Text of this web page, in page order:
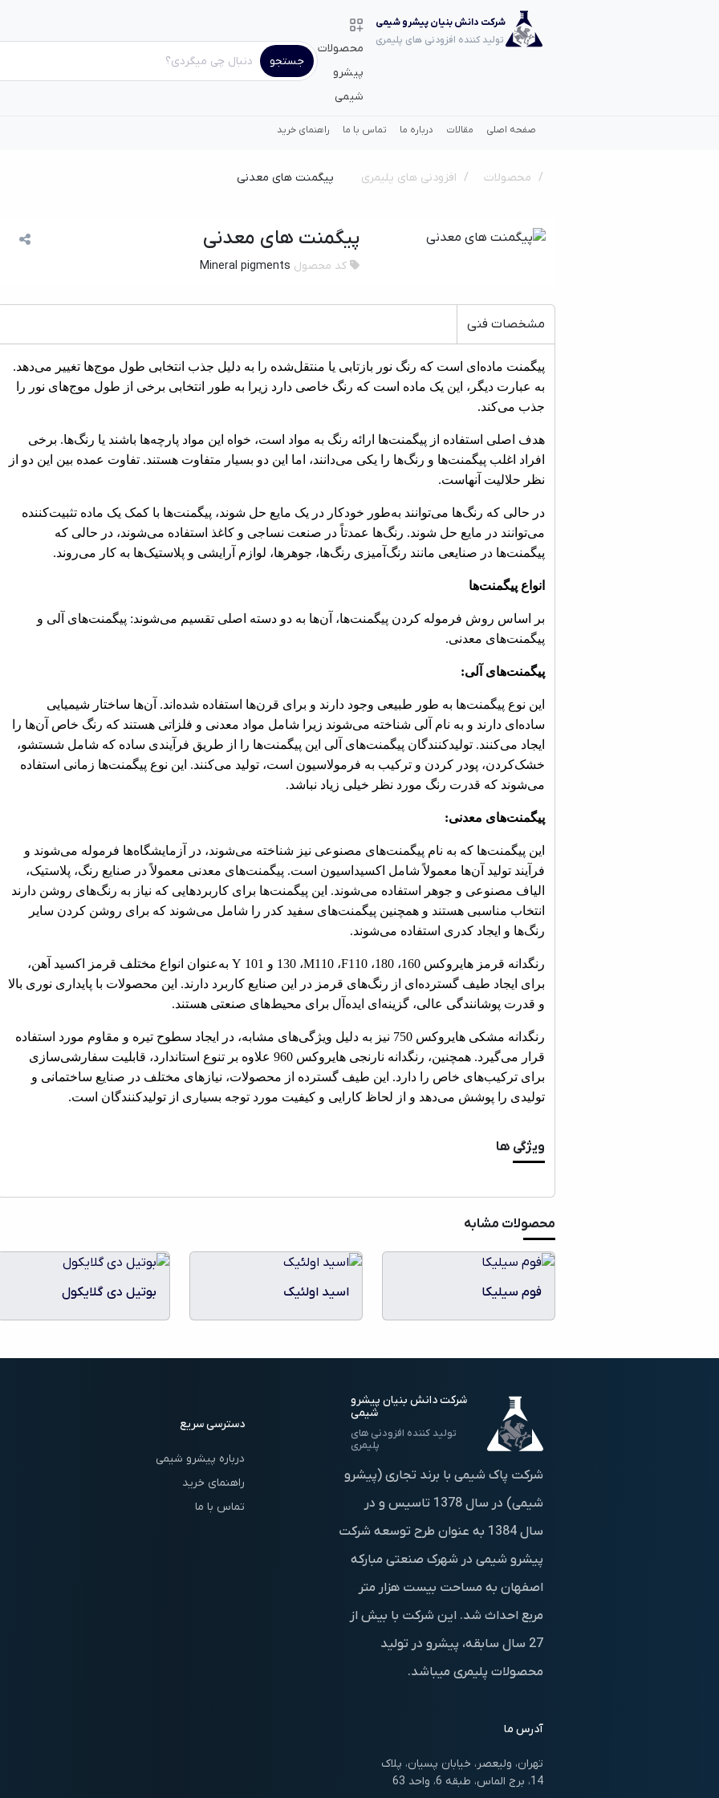
شرکت دانش بنیان پیشرو شیمی
تولید کننده افزودنی های پلیمری
محصولات
پیشرو
شیمی
جستجو
صفحه اصلی مقالات درباره ما تماس با ما راهنمای خرید
محصولات افزودنی های پلیمری پیگمنت های معدنی
پیگمنت های معدنی
کد محصول Mineral pigments
مشخصات فنی
پیگمنت ماده‌ای است که رنگ نور بازتابی یا منتقل‌شده را به دلیل جذب انتخابی طول موج‌ها تغییر می‌دهد.
به عبارت دیگر، این یک ماده است که رنگ خاصی دارد زیرا به طور انتخابی برخی از طول موج‌های نور را
جذب می‌کند.
هدف اصلی استفاده از پیگمنت‌ها ارائه رنگ به مواد است، خواه این مواد پارچه‌ها باشند یا رنگ‌ها. برخی
افراد اغلب پیگمنت‌ها و رنگ‌ها را یکی می‌دانند، اما این دو بسیار متفاوت هستند. تفاوت عمده بین این دو از
نظر حلالیت آنهاست.
در حالی که رنگ‌ها می‌توانند به‌طور خودکار در یک مایع حل شوند، پیگمنت‌ها با کمک یک ماده تثبیت‌کننده
می‌توانند در مایع حل شوند. رنگ‌ها عمدتاً در صنعت نساجی و کاغذ استفاده می‌شوند، در حالی که
پیگمنت‌ها در صنایعی مانند رنگ‌آمیزی رنگ‌ها، جوهرها، لوازم آرایشی و پلاستیک‌ها به کار می‌روند.
انواع پیگمنت‌ها
بر اساس روش فرموله کردن پیگمنت‌ها، آن‌ها به دو دسته اصلی تقسیم می‌شوند: پیگمنت‌های آلی و
پیگمنت‌های معدنی.
پیگمنت‌های آلی:
این نوع پیگمنت‌ها به طور طبیعی وجود دارند و برای قرن‌ها استفاده شده‌اند. آن‌ها ساختار شیمیایی
ساده‌ای دارند و به نام آلی شناخته می‌شوند زیرا شامل مواد معدنی و فلزاتی هستند که رنگ خاص آن‌ها را
ایجاد می‌کنند. تولیدکنندگان پیگمنت‌های آلی این پیگمنت‌ها را از طریق فرآیندی ساده که شامل شستشو،
خشک‌کردن، پودر کردن و ترکیب به فرمولاسیون است، تولید می‌کنند. این نوع پیگمنت‌ها زمانی استفاده
می‌شوند که قدرت رنگ مورد نظر خیلی زیاد نباشد.
پیگمنت‌های معدنی:
این پیگمنت‌ها که به نام پیگمنت‌های مصنوعی نیز شناخته می‌شوند، در آزمایشگاه‌ها فرموله می‌شوند و
فرآیند تولید آن‌ها معمولاً شامل اکسیداسیون است. پیگمنت‌های معدنی معمولاً در صنایع رنگ، پلاستیک،
الیاف مصنوعی و جوهر استفاده می‌شوند. این پیگمنت‌ها برای کاربردهایی که نیاز به رنگ‌های روشن دارند
انتخاب مناسبی هستند و همچنین پیگمنت‌های سفید کدر را شامل می‌شوند که برای روشن کردن سایر
رنگ‌ها و ایجاد کدری استفاده می‌شوند.
رنگدانه قرمز هایروکس 160، 180، 110 F، 110 M، 130 و 101 Y به‌عنوان انواع مختلف قرمز اکسید آهن،
برای ایجاد طیف گسترده‌ای از رنگ‌های قرمز در این صنایع کاربرد دارند. این محصولات با پایداری نوری بالا
و قدرت پوشانندگی عالی، گزینه‌ای ایده‌آل برای محیط‌های صنعتی هستند.
رنگدانه مشکی هایروکس 750 نیز به دلیل ویژگی‌های مشابه، در ایجاد سطوح تیره و مقاوم مورد استفاده
قرار می‌گیرد. همچنین، رنگدانه نارنجی هایروکس 960 علاوه بر تنوع استاندارد، قابلیت سفارشی‌سازی
برای ترکیب‌های خاص را دارد. این طیف گسترده از محصولات، نیازهای مختلف در صنایع ساختمانی و
تولیدی را پوشش می‌دهد و از لحاظ کارایی و کیفیت مورد توجه بسیاری از تولیدکنندگان است.
ویژگی ها
محصولات مشابه
فوم سیلیکا اسید اولئیک بوتیل دی گلایکول
شرکت دانش بنیان پیشرو
شیمی
تولید کننده افزودنی های
پلیمری
شرکت پاک شیمی با برند تجاری (پیشرو
شیمی) در سال 1378 تاسیس و در
سال 1384 به عنوان طرح توسعه شرکت
پیشرو شیمی در شهرک صنعتی مبارکه
اصفهان به مساحت بیست هزار متر
مربع احداث شد. این شرکت با بیش از
27 سال سابقه، پیشرو در تولید
محصولات پلیمری میباشد.
دسترسی سریع
درباره پیشرو شیمی
راهنمای خرید
تماس با ما
آدرس ما
تهران، ولیعصر، خیابان پسیان، پلاک
14، برج الماس، طبقه 6، واحد 63